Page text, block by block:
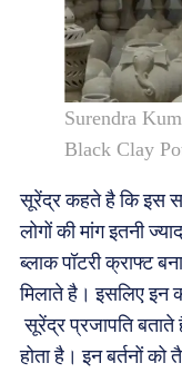
Surendra
Black Clay
सूरेंद्र कहते है कि इस
लोगों की मांग इतनी
ब्लाक पॉटरी क्राफ्ट
मिलाते है। इसलिए इन
सूरेंद्र प्रजापति बताते
होता है। इन बर्तनों